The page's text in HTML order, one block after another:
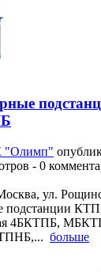
"Олимп"
- 0
ул.
подстанции
4БКТПБ,
больше